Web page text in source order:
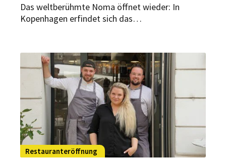
Das weltberühmte Noma öffnet wieder: In
Kopenhagen erfindet sich das
dabei.
Restauranteröffnung